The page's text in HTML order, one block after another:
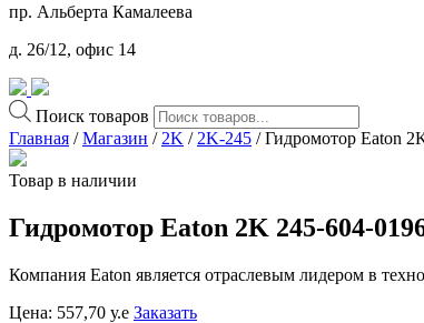
пр. Альберта Камалеева
д. 26/12, офис 14
Поиск товаров
Главная /Магазин / 2K / 2K-245 / Гидромотор Eaton
Товар в наличии
Гидромотор Eaton 2K 245-604-
Компания Eaton является отраслевым лидером в
Цена: 557,70 у.е Заказать